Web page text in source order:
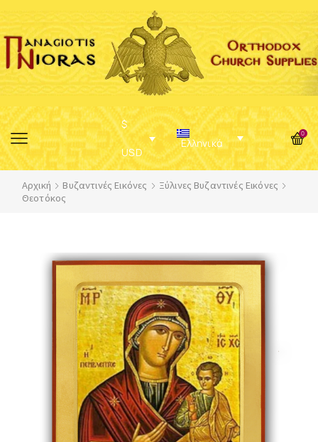
$
USD
Ελληνικά
0
Αρχική Βυζαντινές Εικόνες
Ξύλινες Βυζαντινές Εικόνες
Θεοτόκος